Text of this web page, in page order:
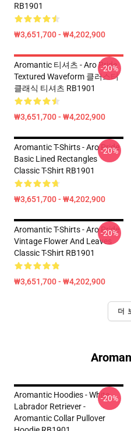
RB1901
₩3,651,700 - ₩4,202,900
Aromantic 티셔츠 - Aro Pride
Textured Waveform 클러스터
클래식 티셔츠 RB1901
₩3,651,700 - ₩4,202,900
-20%
Aromantic T-Shirts - Aro Pride
Basic Lined Rectangles
Classic T-Shirt RB1901
₩3,651,700 - ₩4,202,900
-20%
Aromantic T-Shirts - Aro Pride
Vintage Flower And Leaves
Classic T-Shirt RB1901
₩3,651,700 - ₩4,202,900
-20%
더
Aromantic Hoodies - White
Labrador Retriever -
Aromantic Collar Pullover
-20%